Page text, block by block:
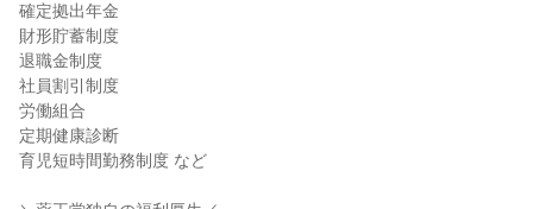
確定拠出年金
財形貯蓄制度
退職金制度
社員割引制度
労働組合
定期健康診断
育児短時間勤務制度 など